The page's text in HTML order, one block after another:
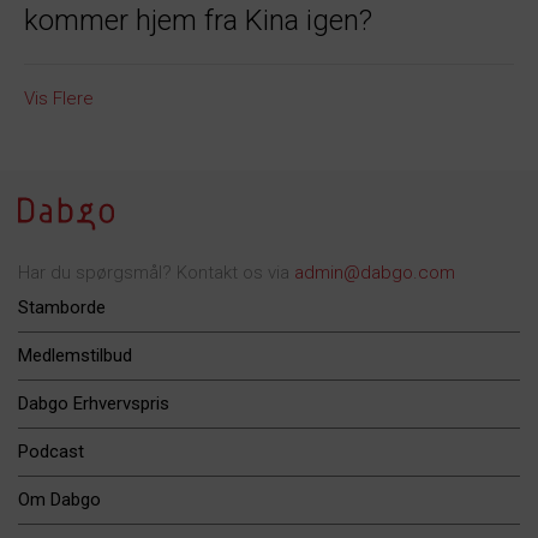
kommer hjem fra Kina igen?
Vis Flere
Har du spørgsmål? Kontakt os via admin@dabgo.com
Stamborde
Medlemstilbud
Dabgo Erhvervspris
Podcast
Om Dabgo